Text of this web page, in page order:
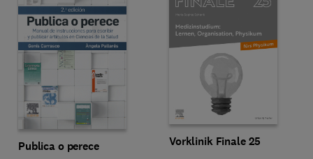
Publica o perece Vorklinik Finale 25